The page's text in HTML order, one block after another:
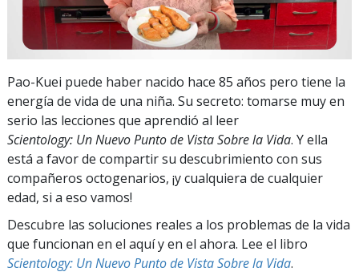
Pao-Kuei puede haber nacido hace 85 años pero tiene la
energía de vida de una niña. Su secreto: tomarse muy en
serio las lecciones que aprendió al leer
Scientology: Un Nuevo Punto de Vista Sobre la Vida. Y ella
está a favor de compartir su descubrimiento con sus
compañeros octogenarios, ¡y cualquiera de cualquier
edad, si a eso vamos!
Descubre las soluciones reales a los problemas de la vida
que funcionan en el aquí y en el ahora. Lee el libro
Scientology: Un Nuevo Punto de Vista Sobre la Vida.